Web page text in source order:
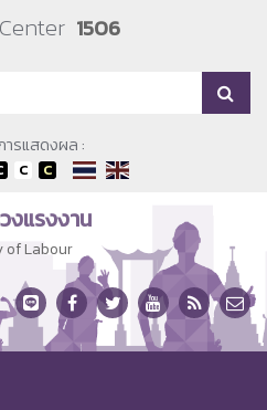
1506
ารแสดงผล :
งแรงงาน
of Labour